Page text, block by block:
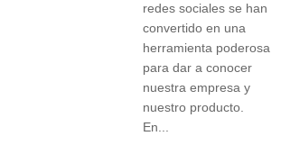
redes sociales se han
convertido en una
herramienta poderosa
para dar a conocer
nuestra empresa y
nuestro producto.
En...